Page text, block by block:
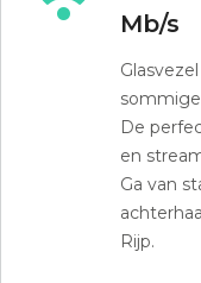
Mb/s
De
en
Ga van
Rijp.